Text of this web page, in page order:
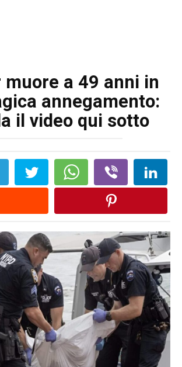
muore a 49 anni in
annegamento:
il video qui sotto